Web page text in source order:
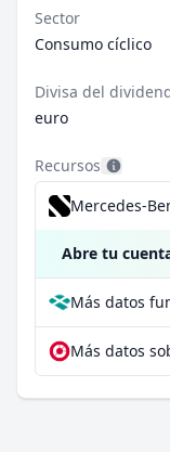
Sector
Consumo cíclico
Divisa del
euro
Recursos
Abre tu